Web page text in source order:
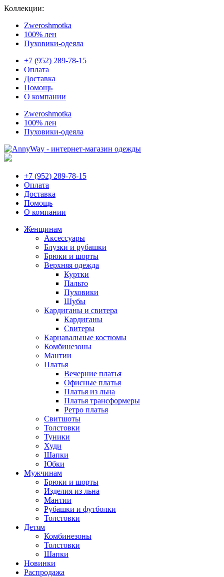
Коллекции:
Zweroshmotka
100% лен
Пуховики-одеяла
+7 (952) 289-78-15
Оплата
Доставка
Помощь
О компании
Zweroshmotka
100% лен
Пуховики-одеяла
+7 (952) 289-78-15
Оплата
Доставка
Помощь
О компании
Женщинам
Аксессуары
Блузки и рубашки
Брюки и шорты
Верхняя одежда
Куртки
Пальто
Пуховики
Шубы
Кардиганы и свитера
Кардиганы
Свитеры
Карнавальные костюмы
Комбинезоны
Мантии
Платья
Вечерние платья
Офисные платья
Платья из льна
Платья трансформеры
Ретро платья
Свитшоты
Толстовки
Туники
Худи
Шапки
Юбки
Мужчинам
Брюки и шорты
Изделия из льна
Мантии
Рубашки и футболки
Толстовки
Детям
Комбинезоны
Толстовки
Шапки
Новинки
Распродажа